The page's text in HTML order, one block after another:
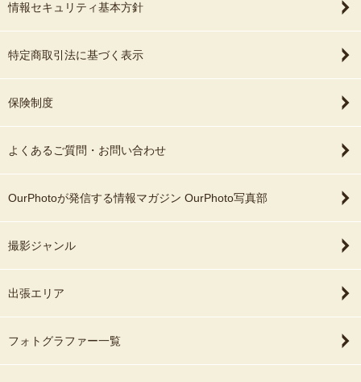
情報セキュリティ基本方針
特定商取引法に基づく表示
保険制度
よくあるご質問・お問い合わせ
OurPhotoが発信する情報マガジン OurPhoto写真部
撮影ジャンル
出張エリア
フォトグラファー一覧